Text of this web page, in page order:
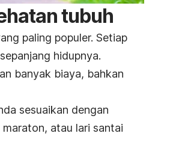
tubuh
paling populer. Setiap
hidupnya.
banyak biaya, bahkan
sesuaikan dengan
maraton, atau lari santai